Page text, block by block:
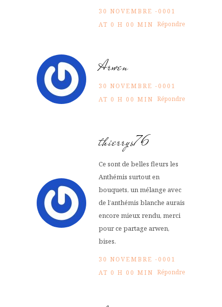
30 NOVEMBRE -0001
AT 0 H 00 MIN Répondre
Arwen
30 NOVEMBRE -0001
AT 0 H 00 MIN Répondre
thierrys76
Ce sont de belles fleurs les
Anthémis surtout en
bouquets, un mélange avec
de l’anthémis blanche aurais
encore mieux rendu, merci
pour ce partage arwen,
bises.
30 NOVEMBRE -0001
AT 0 H 00 MIN Répondre